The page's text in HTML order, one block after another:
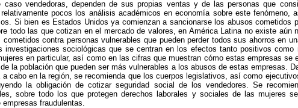
caso vendedoras, dependen de sus propias ventas y de las personas que
pocos los análisis académicos en economía sobre este fenómeno,
Si bien es Estados Unidos ya comienzan a sancionarse los abusos cometidos
todo las que cotizan en el mercado de valores, en América Latina no existe aún
contra personas vulnerables que pueden perder todos sus ahorros en
investigaciones sociológicas que se centran en los efectos tanto positivos como
en particular, así como en las cifras que muestran cómo estas empresas se
la población que pueden ser más vulnerables a los abusos de estas empresas.
cabo en la región, se recomienda que los cuerpos legislativos, así como
la obligación de cotizar seguridad social de los vendedores. Se
sobre todo los que protegen derechos laborales y sociales de las mujeres
fraudulentas.